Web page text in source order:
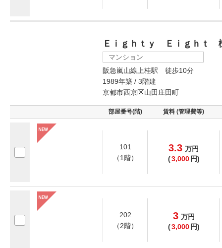
Ｅｉｇｈｔｙ Ｅｉｇｈｔ
マンション
阪急嵐山線上桂駅 徒歩10分
1989年築 / 3階建
京都市西京区山田庄田町
部屋番号(階) 賃料 (管理費等)
101
（1階）
3.3 万円
(3,000 円)
202
（2階）
3 万円
(3,000 円)